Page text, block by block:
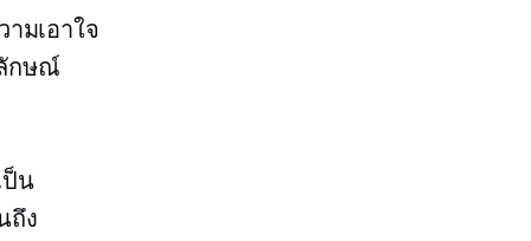
มเอาใจ
กษณ์
ป็น
ถึง